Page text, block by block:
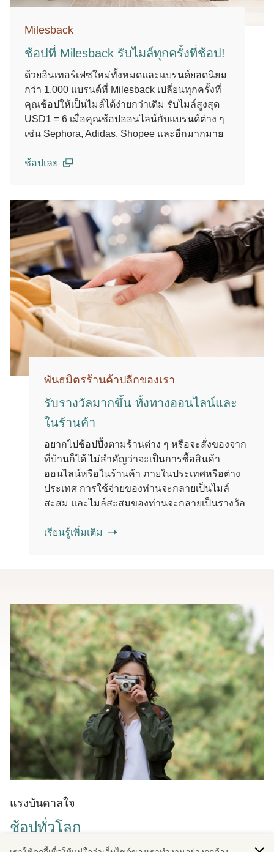
Milesback
ช้อปที่ Milesback รับไมล์ทุกครั้งที่ช้อป!
ด้วยอินเทอร์เฟซใหม่ทั้งหมดและแบรนด์ยอดนิยม
กว่า 1,000 แบรนด์ที่ Milesback เปลี่ยนทุกครั้งที่
คุณช้อปให้เป็นไมล์ได้ง่ายกว่าเดิม รับไมล์สูงสุด
USD1 = 6 เมื่อคุณช้อปออนไลน์กับแบรนด์ต่าง ๆ
เช่น Sephora, Adidas, Shopee และอีกมากมาย
ช้อปเลย
พันธมิตรร้านค้าปลีกของเรา
รับรางวัลมากขึ้น ทั้งทางออนไลน์และ
ในร้านค้า
อยากไปช้อปปิ้งตามร้านต่าง ๆ หรือจะสั่งของจาก
ที่บ้านก็ได้ ไม่สําคัญว่าจะเป็นการซื้อสินค้า
ออนไลน์หรือในร้านค้า ภายในประเทศหรือต่าง
ประเทศ การใช้จ่ายของท่านจะกลายเป็นไมล์
สะสม และไมล์สะสมของท่านจะกลายเป็นรางวัล
เรียนรู้เพิ่มเติม
แรงบันดาลใจ
ช้อปทั่วโลก